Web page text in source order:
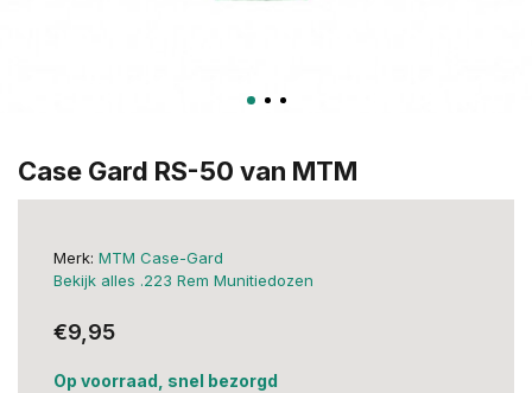
Case Gard RS-50 van MTM
Merk: MTM Case-Gard
Bekijk alles .223 Rem Munitiedozen
€9,95
Op voorraad, snel bezorgd